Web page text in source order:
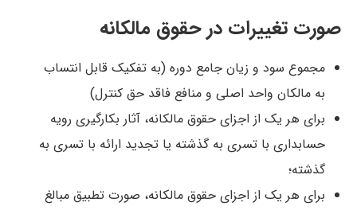
صورت تغییرات در حقوق مالکانه
مجموع سود و زیان جامع دوره (به تفکیک قابل انتساب
به مالکان واحد اصلی و منافع فاقد حق کنترل)
برای هر یک از اجزای حقوق مالکانه، آثار بکارگیری رویه
حسابداری با تسری به گذشته یا تجدید ارائه با تسری به
گذشته؛
برای هر یک از اجزای حقوق مالکانه، صورت تطبیق مبالغ